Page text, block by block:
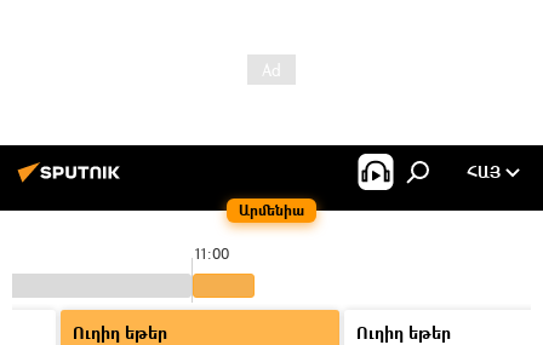
Արմենիա
ՀԱՅ
11:00
Ուղիղ եթեր
Ուղիղ եթեր